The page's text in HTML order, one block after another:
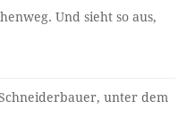
Und sieht so aus,
unter dem